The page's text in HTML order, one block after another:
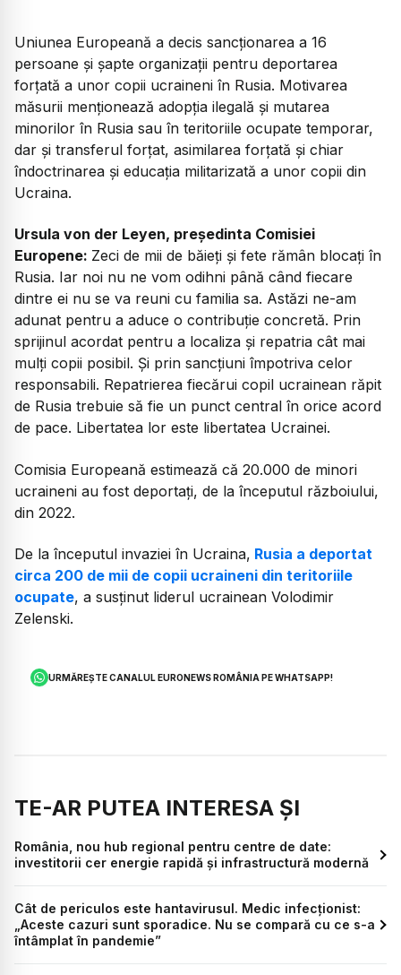
Uniunea Europeană a decis sancționarea a 16
persoane și șapte organizații pentru deportarea
forțată a unor copii ucraineni în Rusia. Motivarea
măsurii menționează adopția ilegală și mutarea
minorilor în Rusia sau în teritoriile ocupate temporar,
dar și transferul forțat, asimilarea forțată și chiar
îndoctrinarea și educația militarizată a unor copii din
Ucraina.
Ursula von der Leyen, președinta Comisiei
Europene: Zeci de mii de băieți și fete rămân blocați în
Rusia. Iar noi nu ne vom odihni până când fiecare
dintre ei nu se va reuni cu familia sa. Astăzi ne-am
adunat pentru a aduce o contribuție concretă. Prin
sprijinul acordat pentru a localiza și repatria cât mai
mulți copii posibil. Și prin sancțiuni împotriva celor
responsabili. Repatrierea fiecărui copil ucrainean răpit
de Rusia trebuie să fie un punct central în orice acord
de pace. Libertatea lor este libertatea Ucrainei.
Comisia Europeană estimează că 20.000 de minori
ucraineni au fost deportați, de la începutul războiului,
din 2022.
De la începutul invaziei în Ucraina, Rusia a deportat
circa 200 de mii de copii ucraineni din teritoriile
ocupate, a susținut liderul ucrainean Volodimir
Zelenski.
URMĂREȘTE CANALUL EURONEWS ROMÂNIA PE WHATSAPP!
TE-AR PUTEA INTERESA ȘI
România, nou hub regional pentru centre de date:
investitorii cer energie rapidă și infrastructură modernă
Cât de periculos este hantavirusul. Medic infecționist:
„Aceste cazuri sunt sporadice. Nu se compară cu ce s-a
întâmplat în pandemie”